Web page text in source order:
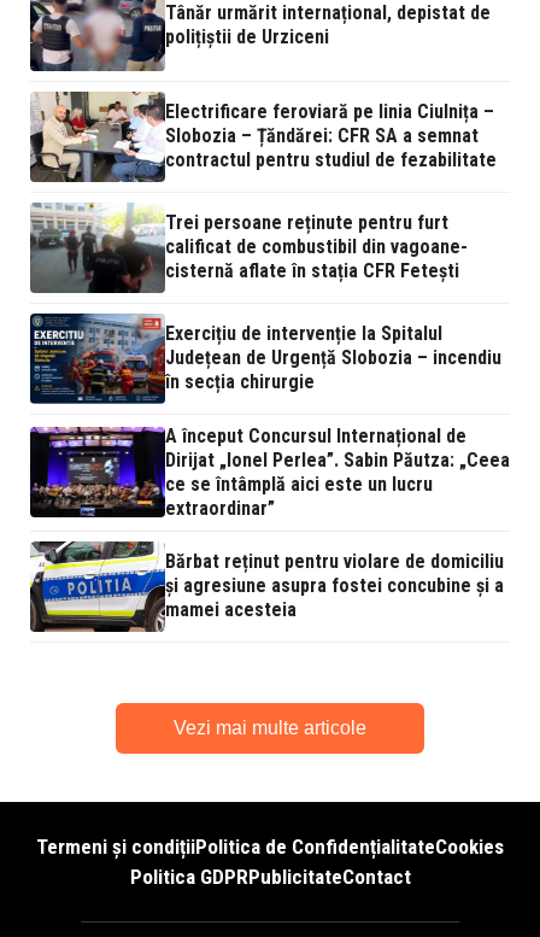
Tânăr urmărit internațional, depistat de
polițiștii de Urziceni
Electrificare feroviară pe linia Ciulnița –
Slobozia – Țăndărei: CFR SA a semnat
contractul pentru studiul de fezabilitate
Trei persoane reținute pentru furt
calificat de combustibil din vagoane-
cisternă aflate în stația CFR Fetești
Exercițiu de intervenție la Spitalul
Județean de Urgență Slobozia – incendiu
în secția chirurgie
A început Concursul Internațional de
Dirijat „Ionel Perlea”. Sabin Păutza: „Ceea
ce se întâmplă aici este un lucru
extraordinar”
Bărbat reținut pentru violare de domiciliu
și agresiune asupra fostei concubine și a
mamei acesteia
Vezi mai multe articole
Termeni și condițiiPolitica de ConfidențialitateCookies
Politica GDPRPublicitateContact